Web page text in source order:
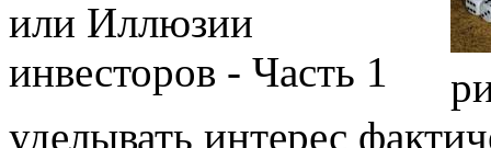
уделывать интерес